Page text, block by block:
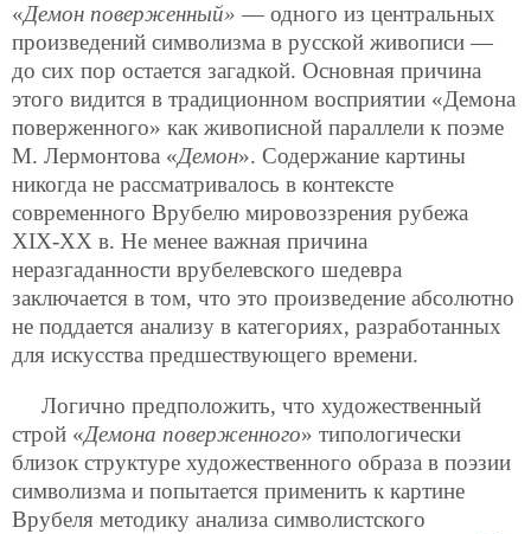
«Демон поверженный» — одного из центральных
произведений символизма в русской живописи —
до сих пор остается загадкой. Основная причина
этого видится в традиционном восприятии «Демона
поверженного» как живописной параллели к поэме
М. Лермонтова «Демон». Содержание картины
никогда не рассматривалось в контексте
современного Врубелю мировоззрения рубежа
XIX-XX в. Не менее важная причина
неразгаданности врубелевского шедевра
заключается в том, что это произведение абсолютно
не поддается анализу в категориях, разработанных
для искусства предшествующего времени.
Логично предположить, что художественный
строй «Демона поверженного» типологически
близок структуре художественного образа в поэзии
символизма и попытается применить к картине
Врубеля методику анализа символистского